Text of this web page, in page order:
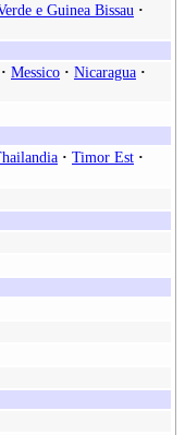
e Guinea Bissau ·
· Messico · Nicaragua ·
· Timor Est ·